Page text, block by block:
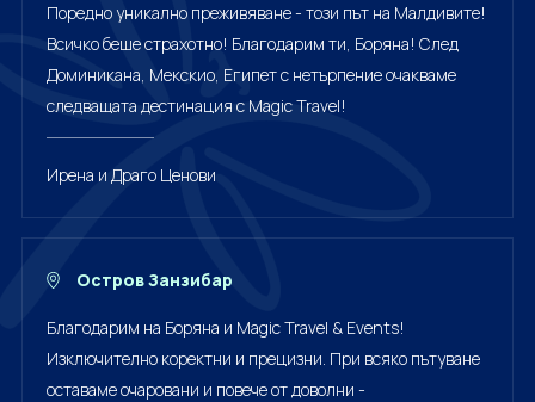
ЗАПИТВАНЕ
Поредно уникално преживяване - този път на Малдивите!
Всичко беше страхотно! Благодарим ти, Боряна! След
Доминикана, Мекскио, Египет с нетърпение очакваме
следващата дестинация с Magic Travel!
Ирена и Драго Ценови
Остров Занзибар
Благодарим на Боряна и Magic Travel & Events!
Изключително коректни и прецизни. При всяко пътуване
оставаме очаровани и повече от доволни -